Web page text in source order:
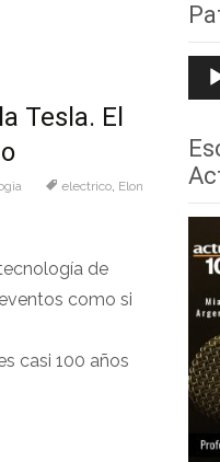
Tesla. El
electrico, Elon
de
como si
casi 100 años
de